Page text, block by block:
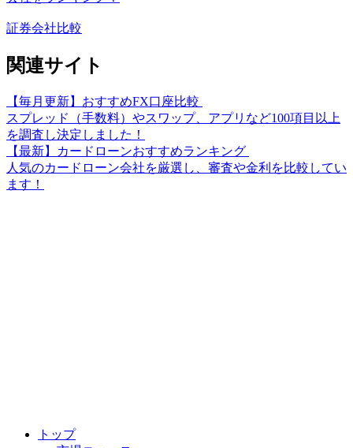
証券会社比較
関連サイト
【毎月更新】おすすめFX口座比較
スプレッド（手数料）やスワップ、アプリなど100項目以上
を調査し決定しました！
【最新】カードローンおすすめランキング
人気のカードローン会社を厳選し、審査や金利を比較してい
ます！
トップ